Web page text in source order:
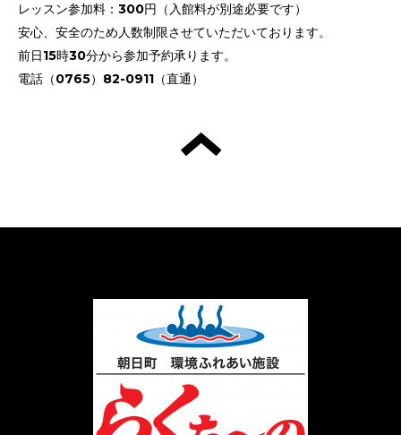
レッスン参加料：300円（入館料が別途必要です）
安心、安全のため人数制限させていただいております。
前日15時30分から参加予約承ります。
電話（0765）82-0911（直通）